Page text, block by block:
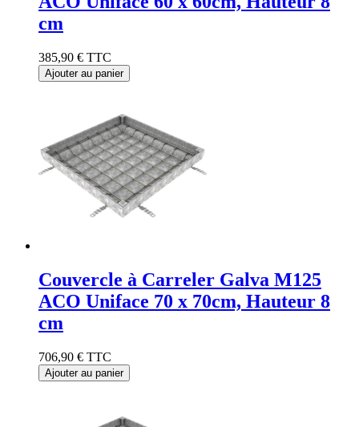
cm
385,90 € TTC
Ajouter au panier
Couvercle à Carreler Galva M125
ACO Uniface 70 x 70cm, Hauteur 8
cm
706,90 € TTC
Ajouter au panier